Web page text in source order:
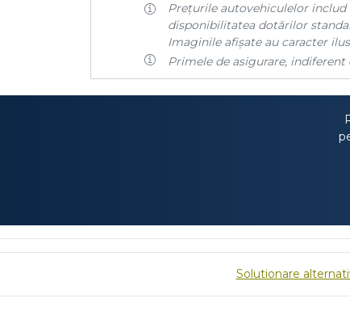
Prețurile autovehiculelor includ
disponibilitatea dotărilor
Imaginile afișate au caracter
Primele de asigurare,
Solutionare